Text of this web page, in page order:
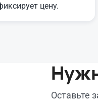
цену.
Оставьте